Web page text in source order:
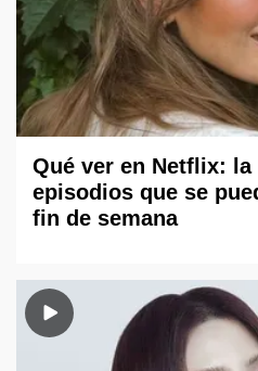
Qué ver en Netflix:
episodios que se
fin de semana